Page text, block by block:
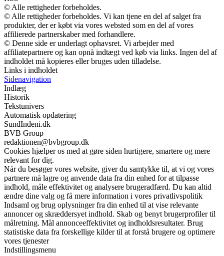
© Alle rettigheder forbeholdes.
© Alle rettigheder forbeholdes. Vi kan tjene en del af salget fra
produkter, der er købt via vores websted som en del af vores
affilierede partnerskaber med forhandlere.
© Denne side er underlagt ophavsret. Vi arbejder med
affiliatepartnere og kan opnå indtægt ved køb via links. Ingen del af
indholdet må kopieres eller bruges uden tilladelse.
Links i indholdet
Sidenavigation
Indlæg
Historik
Tekstunivers
Automatisk opdatering
SundIndeni.dk
BVB Group
redaktionen@bvbgroup.dk
Cookies hjælper os med at gøre siden hurtigere, smartere og mere
relevant for dig.
Når du besøger vores website, giver du samtykke til, at vi og vores
partnere må lagre og anvende data fra din enhed for at tilpasse
indhold, måle effektivitet og analysere brugeradfærd. Du kan altid
ændre dine valg og få mere information i vores privatlivspolitik
Indsaml og brug oplysninger fra din enhed til at vise relevante
annoncer og skræddersyet indhold. Skab og benyt brugerprofiler til
målretning. Mål annonceeffektivitet og indholdsresultater. Brug
statistiske data fra forskellige kilder til at forstå brugere og optimere
vores tjenester
Indstillingsmenu